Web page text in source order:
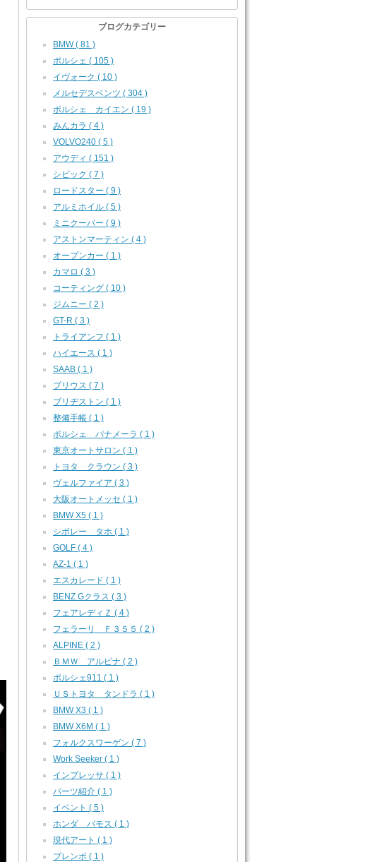
ブログカテゴリー
BMW ( 81 )
ポルシェ ( 105 )
イヴォーク ( 10 )
メルセデスベンツ ( 304 )
ポルシェ カイエン ( 19 )
みんカラ ( 4 )
VOLVO240 ( 5 )
アウディ ( 151 )
シビック ( 7 )
ロードスター ( 9 )
アルミホイル ( 5 )
ミニクーパー ( 9 )
アストンマーティン ( 4 )
オープンカー ( 1 )
カマロ ( 3 )
コーティング ( 10 )
ジムニー ( 2 )
GT-R ( 3 )
トライアンフ ( 1 )
ハイエース ( 1 )
SAAB ( 1 )
プリウス ( 7 )
ブリヂストン ( 1 )
整備手帳 ( 1 )
ポルシェ パナメーラ ( 1 )
東京オートサロン ( 1 )
トヨタ クラウン ( 3 )
ヴェルファイア ( 3 )
大阪オートメッセ ( 1 )
BMW X5 ( 1 )
シボレー タホ ( 1 )
GOLF ( 4 )
AZ-1 ( 1 )
エスカレード ( 1 )
BENZ Gクラス ( 3 )
フェアレディＺ ( 4 )
フェラーリ Ｆ３５５ ( 2 )
ALPINE ( 2 )
ＢＭＷ アルピナ ( 2 )
ポルシェ911 ( 1 )
ＵＳトヨタ タンドラ ( 1 )
BMW X3 ( 1 )
BMW X6M ( 1 )
フォルクスワーゲン ( 7 )
Work Seeker ( 1 )
インプレッサ ( 1 )
パーツ紹介 ( 1 )
イベント ( 5 )
ホンダ バモス ( 1 )
現代アート ( 1 )
ブレンボ ( 1 )